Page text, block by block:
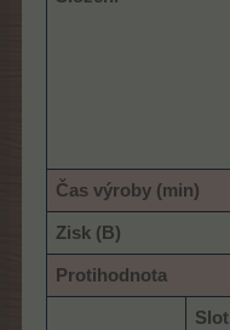
Čas výroby (min)
Zisk (B)
Protihodnota
Slot